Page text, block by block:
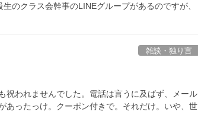
のクラス会幹事のLINEグループがあるのですが、
雑談・独り言
祝われませんでした。電話は言うに及ばず、メール
あったっけ。クーポン付きで。それだけ。いや、世